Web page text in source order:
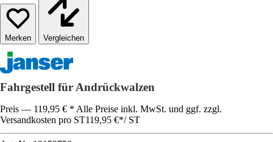
Vergleichen
Fahrgestell für Andrückwalzen
Preis — 119,95 € * Alle Preise inkl. MwSt. und ggf. zzgl.
Versandkosten pro ST119,95 €*/ ST